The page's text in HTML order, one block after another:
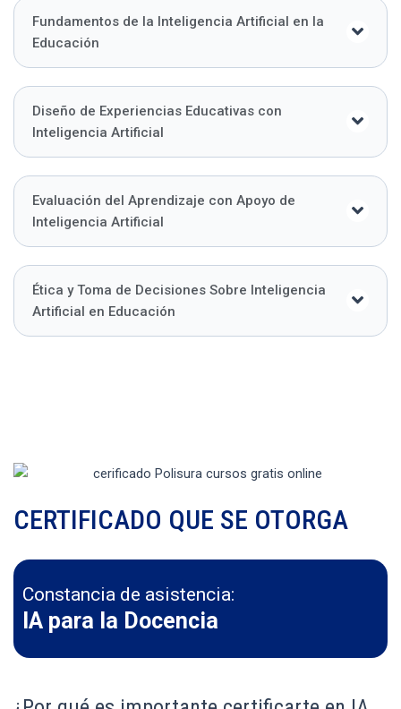
Fundamentos de la Inteligencia Artificial en la
Educación
Diseño de Experiencias Educativas con
Inteligencia Artificial
Evaluación del Aprendizaje con Apoyo de
Inteligencia Artificial
Ética y Toma de Decisiones Sobre Inteligencia
Artificial en Educación
CERTIFICADO QUE SE OTORGA
Constancia de asistencia:
IA para la Docencia